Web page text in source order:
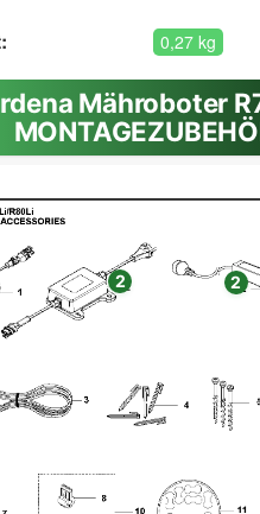
0,27 kg
Mähroboter
2
2